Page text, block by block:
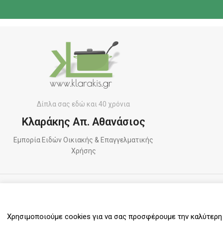
Δίπλα σας εδώ και 40 χρόνια
Κλαράκης Απ. Αθανάσιος
Εμπορία Ειδών Οικιακής & Επαγγελματικής
Χρήσης
Χρησιμοποιούμε cookies για να σας προσφέρουμε την